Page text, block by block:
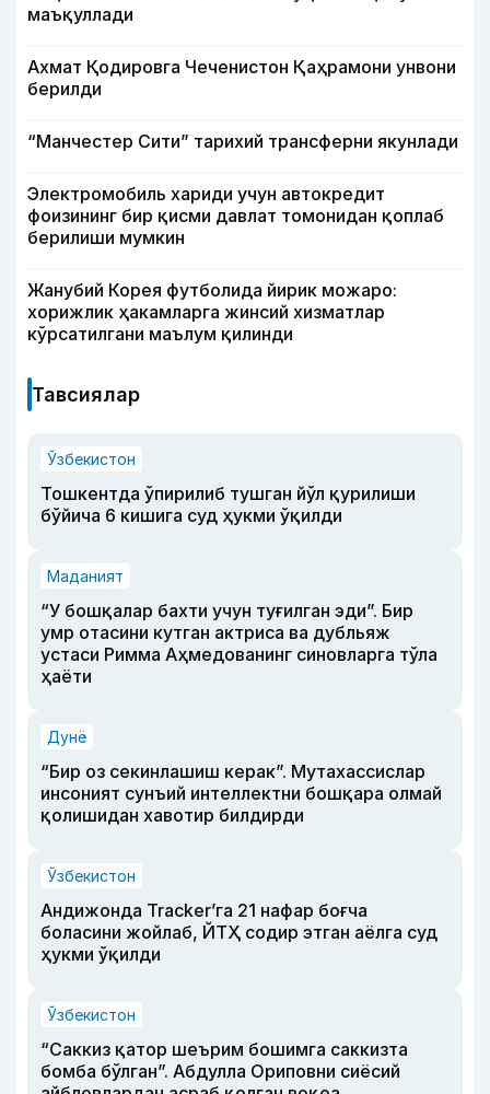
маъқуллади
Ахмат Қодировга Чеченистон Қаҳрамони унвони
берилди
“Манчестер Сити” тарихий трансферни якунлади
Электромобиль хариди учун автокредит
фоизининг бир қисми давлат томонидан қоплаб
берилиши мумкин
Жанубий Корея футболида йирик можаро:
хорижлик ҳакамларга жинсий хизматлар
кўрсатилгани маълум қилинди
Тавсиялар
Ўзбекистон
Тошкентда ўпирилиб тушган йўл қурилиши
бўйича 6 кишига суд ҳукми ўқилди
Маданият
“У бошқалар бахти учун туғилган эди”. Бир
умр отасини кутган актриса ва дубльяж
устаси Римма Аҳмедованинг синовларга тўла
ҳаёти
Дунё
“Бир оз секинлашиш керак”. Мутахассислар
инсоният сунъий интеллектни бошқара олмай
қолишидан хавотир билдирди
Ўзбекистон
Андижонда Tracker’га 21 нафар боғча
боласини жойлаб, ЙТҲ содир этган аёлга суд
ҳукми ўқилди
Ўзбекистон
“Саккиз қатор шеърим бошимга саккизта
бомба бўлган”. Абдулла Ориповни сиёсий